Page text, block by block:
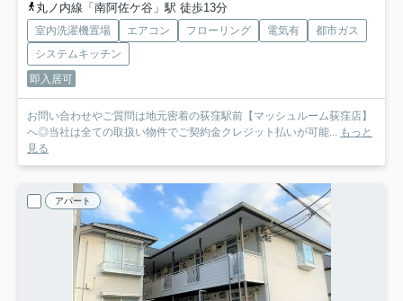
丸ノ内線「南阿佐ケ谷」駅 徒歩13分
室内洗濯機置場 エアコン フローリング 電気有
都市ガス
システムキッチン
即入居可
お問い合わせやご質問は地元密着の荻窪駅前【マッシュルーム荻窪店】
へ◎当社は全ての取扱い物件でご契約金クレジット払いが可能... もっと
見る
アパート